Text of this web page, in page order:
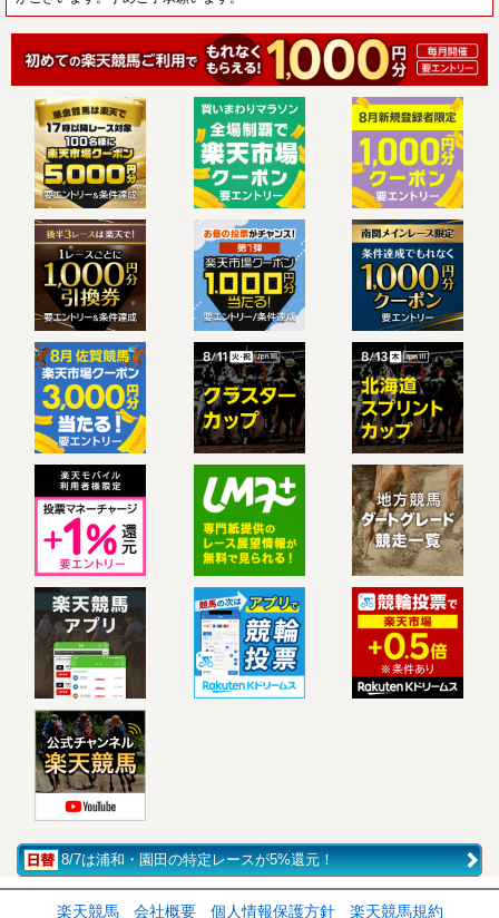
8/7は浦和・園田の特定レースが5%還元！
楽天競馬 会社概要 個人情報保護方針 楽天競馬規約